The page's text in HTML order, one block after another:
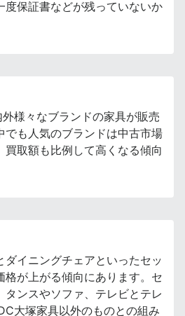
度保証書などが残っていないか
様々なブランドの家具が販売
でも人気のブランドは中古市場
買取額も比例して高くなる傾向
ダイニングチェアといったセッ
格が上がる傾向にあります。セ
タンスやソファ、テレビとテレ
大塚家具以外のものとの組み